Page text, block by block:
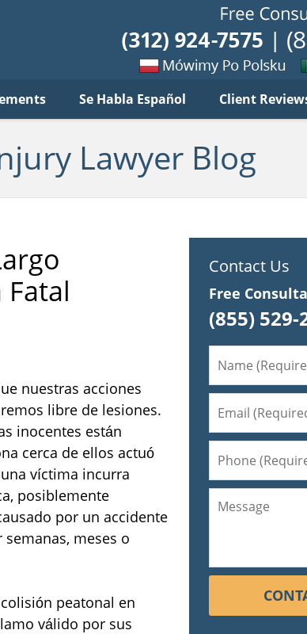
Se Habla Español Client
po
Lawyer Blog
nuestras acciones
libre de lesiones.
inocentes están
cerca de ellos actuó
víctima incurra
posiblemente
por un accidente
meses o
peatonal en
válido por sus
Contact Us
Free
(855) 529-